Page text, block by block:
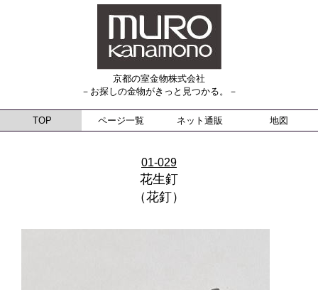
京都の室金物株式会社
－お探しの金物がきっと見つかる。－
TOP ページ一覧 ネット通販 地図
01-029
花生釘
（花釘）